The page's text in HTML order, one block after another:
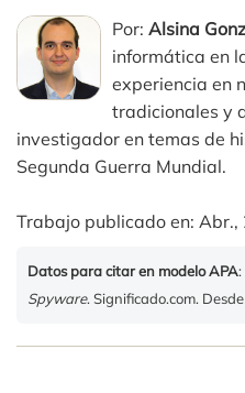
Por: Alsina
informática en
experiencia en
tradicionales y
investigador en temas de
Segunda Guerra Mundial.
Trabajo publicado en: Abr.,
Datos para citar en modelo APA:
Spyware. Significado.com.